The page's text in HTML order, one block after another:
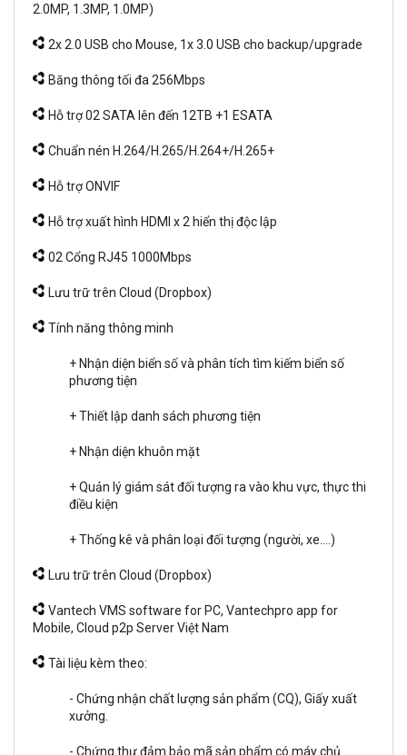
2.0MP, 1.3MP, 1.0MP)
2x 2.0 USB cho Mouse, 1x 3.0 USB cho backup/upgrade
Băng thông tối đa 256Mbps
Hỗ trợ 02 SATA lên đến 12TB +1 ESATA
Chuẩn nén H.264/H.265/H.264+/H.265+
Hỗ trợ ONVIF
Hỗ trợ xuất hình HDMI x 2 hiển thị độc lập
02 Cổng RJ45 1000Mbps
Lưu trữ trên Cloud (Dropbox)
Tính năng thông minh
+ Nhận diện biển số và phân tích tìm kiếm biển số
phương tiện
+ Thiết lập danh sách phương tiện
+ Nhận diện khuôn mặt
+ Quản lý giám sát đối tượng ra vào khu vực, thực thi
điều kiện
+ Thống kê và phân loại đối tượng (người, xe....)
Lưu trữ trên Cloud (Dropbox)
Vantech VMS software for PC, Vantechpro app for
Mobile, Cloud p2p Server Việt Nam
Tài liệu kèm theo:
- Chứng nhận chất lượng sản phẩm (CQ), Giấy xuất
xưởng.
- Chứng thư đảm bảo mã sản phẩm có máy chủ